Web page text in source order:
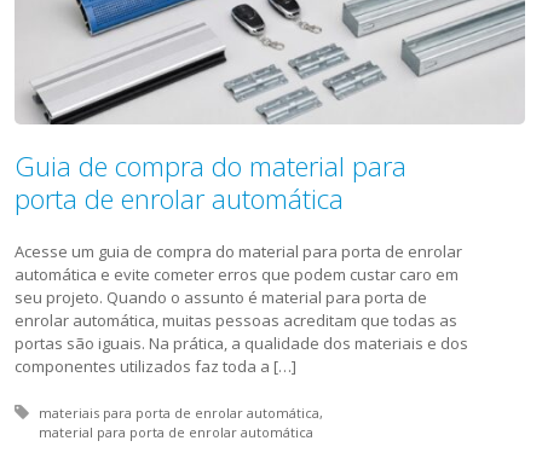
Guia de compra do material para
porta de enrolar automática
Acesse um guia de compra do material para porta de enrolar
automática e evite cometer erros que podem custar caro em
seu projeto. Quando o assunto é material para porta de
enrolar automática, muitas pessoas acreditam que todas as
portas são iguais. Na prática, a qualidade dos materiais e dos
componentes utilizados faz toda a […]
Tagged with:
materiais para porta de enrolar automática
material para porta de enrolar automática